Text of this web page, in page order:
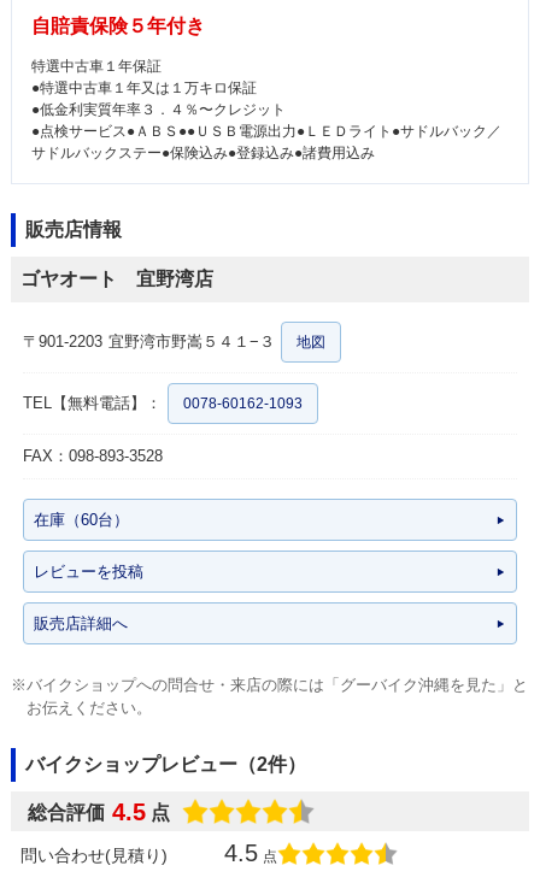
自賠責保険５年付き
特選中古車１年保証
●特選中古車１年又は１万キロ保証
●低金利実質年率３．４％〜クレジット
●点検サービス●ＡＢＳ●●ＵＳＢ電源出力●ＬＥＤライト●サドルバック／
サドルバックステー●保険込み●登録込み●諸費用込み
販売店情報
ゴヤオート 宜野湾店
〒901-2203 宜野湾市野嵩５４１−３ 地図
TEL【無料電話】： 0078-60162-1093
FAX：098-893-3528
在庫（60台）
レビューを投稿
販売店詳細へ
※バイクショップへの問合せ・来店の際には「グーバイク沖縄を見た」と
お伝えください。
バイクショップレビュー（2件）
総合評価 4.5 点
問い合わせ(見積り) 4.5 点